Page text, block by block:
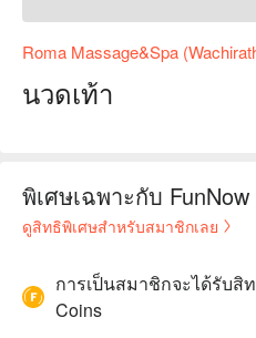
Roma Massage&Spa
นวดเท้า
พิเศษเฉพาะกับ FunNow
ดูสิทธิพิเศษสำหรับสมาชิกเลย
การเป็นสมาชิกจะได้รับสิ
Coins